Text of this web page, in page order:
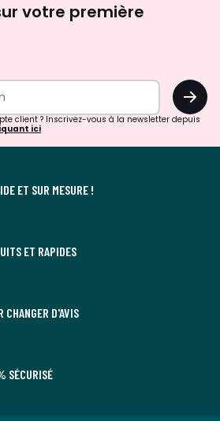
d'inspirations
surprises?
votre première
OK
client ? Inscrivez-vous à la newsletter depuis
ici
ET SUR MESURE !
ET RAPIDES
CHANGER D'AVIS
SÉCURISÉ